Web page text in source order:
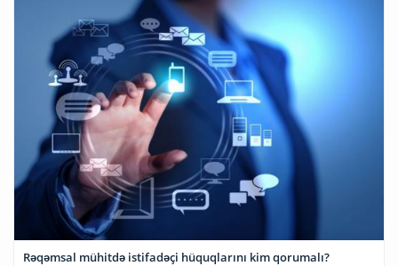
Rəqəmsal mühitdə istifadəçi hüquqlarını kim qorumalı?